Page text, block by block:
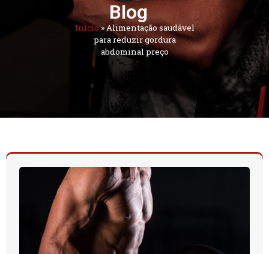
Blog
Início»Alimentação saudável
para reduzir gordura
abdominal preço